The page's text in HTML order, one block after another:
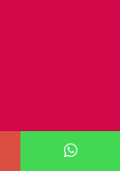
Aviso de Privacidad